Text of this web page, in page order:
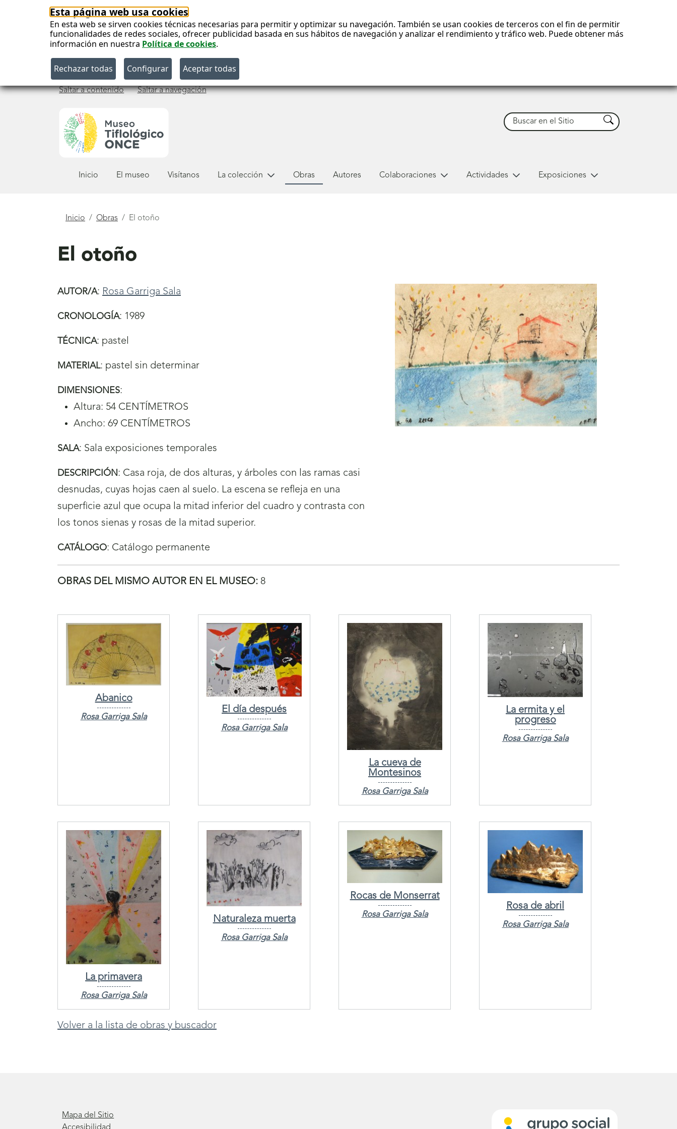
Esta página web usa cookies
En esta web se sirven cookies técnicas necesarias para permitir y optimizar su navegación. También se usan cookies de terceros con el fin de permitir
funcionalidades de redes sociales, ofrecer publicidad basada en sus hábitos de navegación y analizar el rendimiento y tráfico web. Puede obtener más
información en nuestra Política de cookies.
Saltar a contenido Saltar a navegación
Buscar Buscar
Inicio El museo Visítanos La colección Obras Autores Colaboraciones Actividades Exposiciones
Está
Inicio Obras El otoño
El otoño
AUTOR/A: Rosa Garriga Sala
CRONOLOGÍA: 1989
TÉCNICA: pastel
MATERIAL: pastel sin determinar
DIMENSIONES:
Altura: 54 CENTÍMETROS
Ancho: 69 CENTÍMETROS
SALA: Sala exposiciones temporales
DESCRIPCIÓN: Casa roja, de dos alturas, y árboles con las ramas casi
desnudas, cuyas hojas caen al suelo. La escena se refleja en una
superficie azul que ocupa la mitad inferior del cuadro y contrasta con
los tonos sienas y rosas de la mitad superior.
CATÁLOGO: Catálogo permanente
OBRAS DEL MISMO AUTOR EN EL MUSEO: 8
Abanico
Rosa Garriga Sala
El día después
Rosa Garriga Sala
La cueva de
Montesinos
Rosa Garriga Sala
La ermita y el
progreso
Rosa Garriga Sala
La primavera
Rosa Garriga Sala
Naturaleza muerta
Rosa Garriga Sala
Rocas de Monserrat
Rosa Garriga Sala
Rosa de abril
Rosa Garriga Sala
Volver a la lista de obras y buscador
Mapa del Sitio
Accesibilidad